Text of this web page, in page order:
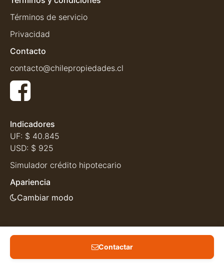
Contactar
Términos de servicio
Privacidad
Contacto
contacto@chilepropiedades.cl
Indicadores
UF: $ 40.845
USD: $ 925
Simulador crédito hipotecario
Apariencia
Cambiar modo